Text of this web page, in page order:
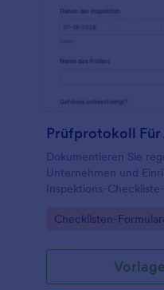
Prüfprotokoll Für
Dokumentieren Sie
Unternehmen und
Inspektions-
zentral zu erfassen.
Go to Category:
Checklisten-